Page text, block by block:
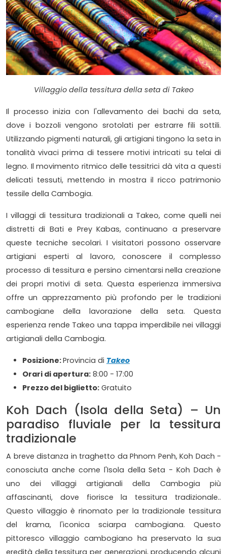
Villaggio della tessitura della seta di Takeo
Il processo inizia con l'allevamento dei bachi da seta,
dove i bozzoli vengono srotolati per estrarre fili sottili.
Utilizzando pigmenti naturali, gli artigiani tingono la seta in
tonalità vivaci prima di tessere motivi intricati su telai di
legno. Il movimento ritmico delle tessitrici dà vita a questi
delicati tessuti, mettendo in mostra il ricco patrimonio
tessile della Cambogia.
I villaggi di tessitura tradizionali a Takeo, come quelli nei
distretti di Bati e Prey Kabas, continuano a preservare
queste tecniche secolari. I visitatori possono osservare
artigiani esperti al lavoro, conoscere il complesso
processo di tessitura e persino cimentarsi nella creazione
dei propri motivi di seta. Questa esperienza immersiva
offre un apprezzamento più profondo per le tradizioni
cambogiane della lavorazione della seta. Questa
esperienza rende Takeo una tappa imperdibile nei villaggi
artigianali della Cambogia.
Posizione:Provincia di Takeo
Orari di apertura: 8:00 - 17:00
Prezzo del biglietto: Gratuito
Koh Dach (Isola della Seta) – Un
paradiso fluviale per la tessitura
tradizionale
A breve distanza in traghetto da Phnom Penh, Koh Dach -
conosciuta anche come l'Isola della Seta - Koh Dach è
uno dei villaggi artigianali della Cambogia più
affascinanti, dove fiorisce la tessitura tradizionale..
Questo villaggio è rinomato per la tradizionale tessitura
del krama, l'iconica sciarpa cambogiana. Questo
pittoresco villaggio cambogiano ha preservato la sua
eredità della tessitura per generazioni, producendo alcuni